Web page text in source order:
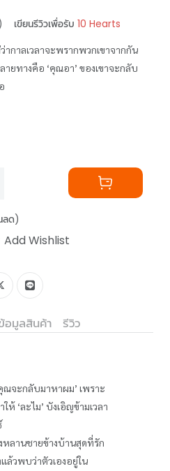
เขียนรีวิวเพื่อรับ 10 Hearts
ากาลเวลาจะพรากพวกเขาจากกัน
ยทางคือ ‘คุณอา’ ของเขาจะกลับ
ลด)
Add Wishlist
อมูลสินค้า รีวิว
จะกลับมาหาผม’ เพราะ
ห้ ‘ละไม’ บังเอิญข้ามเวลา
หลานชายข้างบ้านสุดที่รัก
ล้วพบว่าตัวเองอยู่ใน